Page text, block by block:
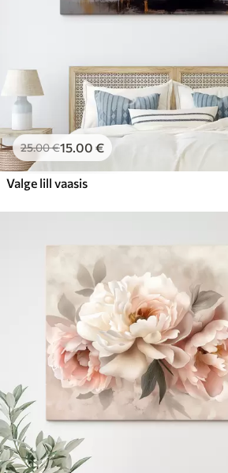
25.00€15.00 €
Valge lill vaasis